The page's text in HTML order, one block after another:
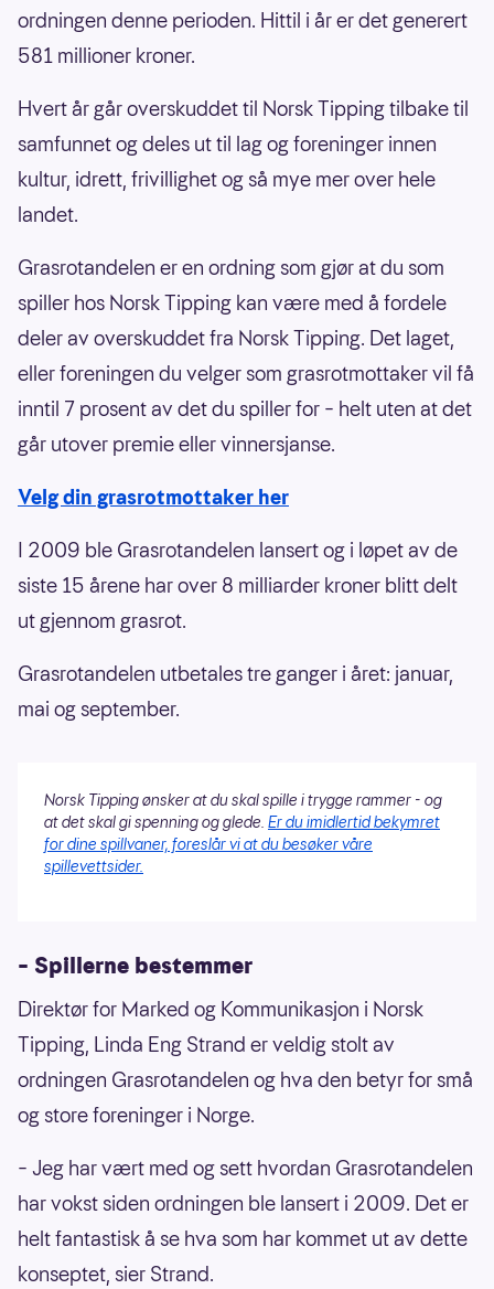
ordningen denne perioden. Hittil i år er det generert
581 millioner kroner.
Hvert år går overskuddet til Norsk Tipping tilbake til
samfunnet og deles ut til lag og foreninger innen
kultur, idrett, frivillighet og så mye mer over hele
landet.
Grasrotandelen er en ordning som gjør at du som
spiller hos Norsk Tipping kan være med å fordele
deler av overskuddet fra Norsk Tipping. Det laget,
eller foreningen du velger som grasrotmottaker vil få
inntil 7 prosent av det du spiller for – helt uten at det
går utover premie eller vinnersjanse.
Velg din grasrotmottaker her
I 2009 ble Grasrotandelen lansert og i løpet av de
siste 15 årene har over 8 milliarder kroner blitt delt
ut gjennom grasrot.
Grasrotandelen utbetales tre ganger i året: januar,
mai og september.
Norsk Tipping ønsker at du skal spille i trygge rammer - og
at det skal gi spenning og glede. Er du imidlertid bekymret
for dine spillvaner, foreslår vi at du besøker våre
spillevettsider.
– Spillerne bestemmer
Direktør for Marked og Kommunikasjon i Norsk
Tipping, Linda Eng Strand er veldig stolt av
ordningen Grasrotandelen og hva den betyr for små
og store foreninger i Norge.
– Jeg har vært med og sett hvordan Grasrotandelen
har vokst siden ordningen ble lansert i 2009. Det er
helt fantastisk å se hva som har kommet ut av dette
konseptet, sier Strand.